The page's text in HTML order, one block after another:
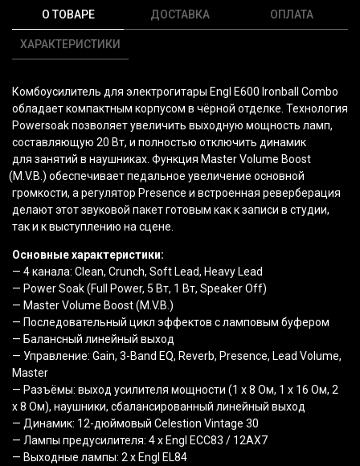
О ТОВАРЕ
ХАРАКТЕРИСТИКИ
ДОСТАВКА ОПЛАТА
Комбоусилитель для электрогитары Engl E600 Ironball Combo
обладает компактным корпусом в чёрной отделке. Технология
Powersoak позволяет увеличить выходную мощность ламп,
составляющую 20 Вт, и полностью отключить динамик
для занятий в наушниках. Функция Master Volume Boost
(M .V.B.) обеспечивает педальное увеличение основной
громкости, а регулятор Presence и встроенная реверберация
делают этот звуковой пакет готовым как к записи в студии,
так и к выступлению на сцене.
Основные характеристики:
— 4 канала: Clean, Crunch, Soft Lead, Heavy Lead
— Power Soak(Full
Power, 5 Вт, 1 Вт, Speaker Off)
— Master Volume Boost(M .V.B.)
— Последовательный цикл эффектов с ламповым буфером
— Балансный линейный выход
— Управление: Gain, 3-Band EQ, Reverb, Presence, Lead Volume,
Master
— Разъёмы: выход усилителя мощности (1 х 8 Ом, 1 х 16 Ом, 2
х 8 Ом), наушники, сбалансированный линейный выход
— Динамик: 12-дюймовый Celestion Vintage 30
— Лампы предусилителя: 4 x Engl ECC83 / 12AX7
— Выходные лампы: 2 x Engl EL84